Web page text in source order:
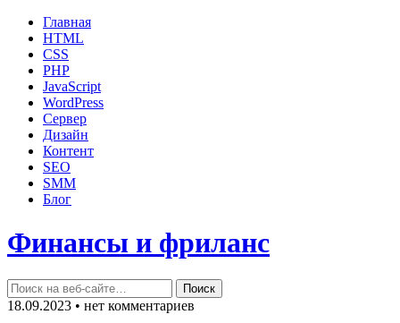
Главная
HTML
CSS
PHP
JavaScript
WordPress
Сервер
Дизайн
Контент
SEO
SMM
Блог
Финансы и фриланс
18.09.2023 • нет комментариев